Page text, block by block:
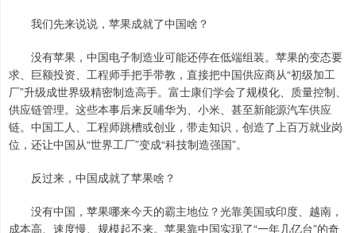
我们先来说说，苹果成就了中国啥？
没有苹果，中国电子制造业可能还停在低端组装。苹果的变态要
求、巨额投资、工程师手把手带教，直接把中国供应商从“初级加工
厂”升级成世界级精密制造高手。富士康们学会了规模化、质量控制、
供应链管理。这些本事后来反哺华为、小米、甚至新能源汽车供应
链。中国工人、工程师跳槽或创业，带走知识，创造了上百万就业岗
位，还让中国从“世界工厂”变成“科技制造强国”。
反过来，中国成就了苹果啥？
没有中国，苹果哪来今天的霸主地位？光靠美国或印度、越南，
成本高、速度慢、规模起不来。苹果靠中国实现了“一年几亿台”的奇